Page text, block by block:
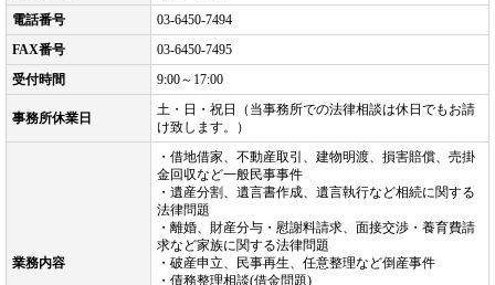
電話番号
03-6450-7494
FAX番号
03-6450-7495
受付時間
9:00～17:00
事務所休業日
土・日・祝日（当事務所での法律相談は休日でもお請
け致します。）
業務内容
・借地借家、不動産取引、建物明渡、損害賠償、売掛
金回収など一般民事事件
・遺産分割、遺言書作成、遺言執行など相続に関する
法律問題
・離婚、財産分与・慰謝料請求、面接交渉・養育費請
求など家族に関する法律問題
・破産申立、民事再生、任意整理など倒産事件
・債務整理相談(借金問題)